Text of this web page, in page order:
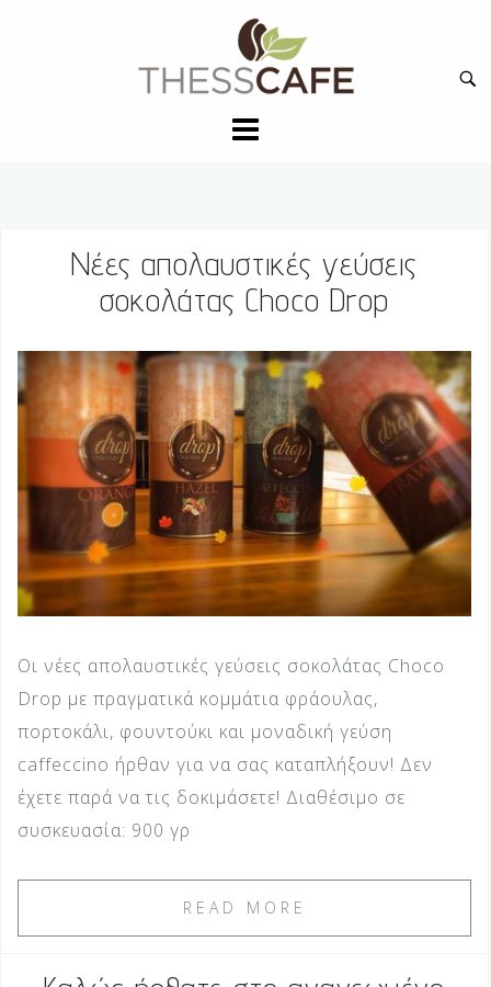
Νέες απολαυστικές γεύσεις
σοκολάτας Choco Drop
Οι νέες απολαυστικές γεύσεις σοκολάτας Choco
Drop με πραγματικά κομμάτια φράουλας,
πορτοκάλι, φουντούκι και μοναδική γεύση
caffeccino ήρθαν για να σας καταπλήξουν! Δεν
έχετε παρά να τις δοκιμάσετε! Διαθέσιμο σε
συσκευασία: 900 γρ
READ MORE